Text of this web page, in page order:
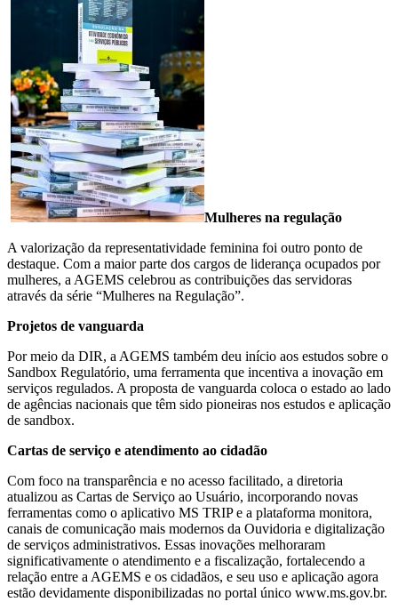
Mulheres na regulação
A valorização da representatividade feminina foi outro ponto de
destaque. Com a maior parte dos cargos de liderança ocupados por
mulheres, a AGEMS celebrou as contribuições das servidoras
através da série “Mulheres na Regulação”.
Projetos de vanguarda
Por meio da DIR, a AGEMS também deu início aos estudos sobre o
Sandbox Regulatório, uma ferramenta que incentiva a inovação em
serviços regulados. A proposta de vanguarda coloca o estado ao lado
de agências nacionais que têm sido pioneiras nos estudos e aplicação
de sandbox.
Cartas de serviço e atendimento ao cidadão
Com foco na transparência e no acesso facilitado, a diretoria
atualizou as Cartas de Serviço ao Usuário, incorporando novas
ferramentas como o aplicativo MS TRIP e a plataforma monitora,
canais de comunicação mais modernos da Ouvidoria e digitalização
de serviços administrativos. Essas inovações melhoraram
significativamente o atendimento e a fiscalização, fortalecendo a
relação entre a AGEMS e os cidadãos, e seu uso e aplicação agora
estão devidamente disponibilizadas no portal único www.ms.gov.br.